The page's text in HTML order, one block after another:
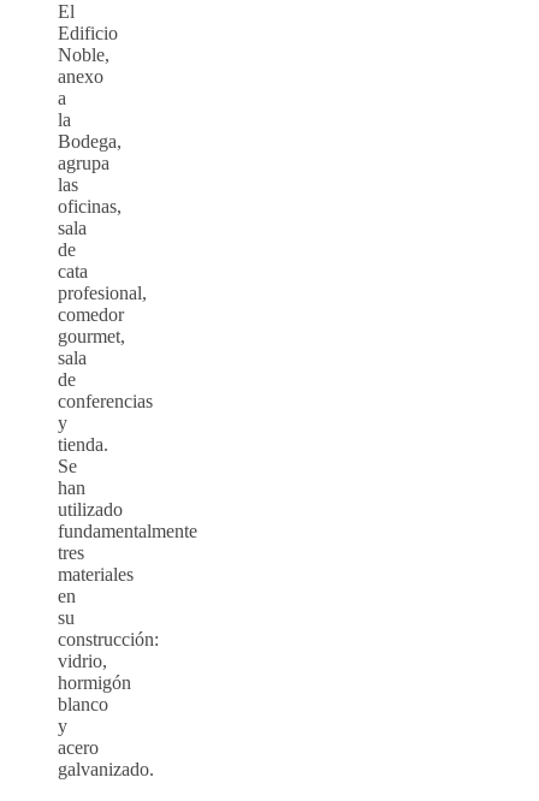
El
Edificio
Noble,
anexo
a
la
Bodega,
agrupa
las
oficinas,
sala
de
cata
profesional,
comedor
gourmet,
sala
de
conferencias
y
tienda.
Se
han
utilizado
fundamentalmente
tres
materiales
en
su
construcción:
vidrio,
hormigón
blanco
y
acero
galvanizado.